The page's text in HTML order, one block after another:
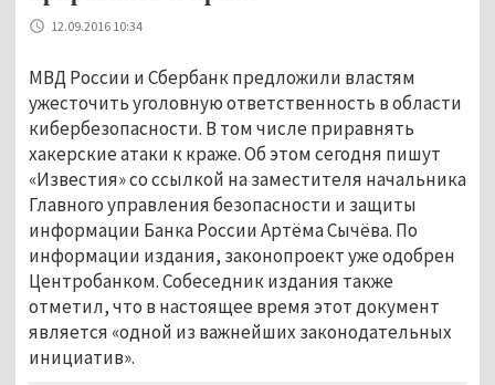
12.09.2016 10:34
МВД России и Сбербанк предложили властям
ужесточить уголовную ответственность в области
кибербезопасности. В том числе приравнять
хакерские атаки к краже. Об этом сегодня пишут
«Известия» со ссылкой на заместителя начальника
Главного управления безопасности и защиты
информации Банка России Артёма Сычёва. По
информации издания, законопроект уже одобрен
Центробанком. Собеседник издания также
отметил, что в настоящее время этот документ
является «одной из важнейших законодательных
инициатив».